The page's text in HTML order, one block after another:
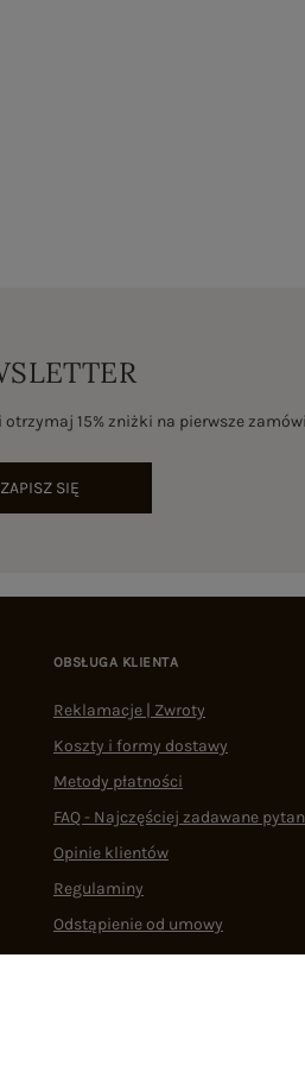
15% zniżki na pierwsze
ZAPISZ SIĘ
OBSŁUGA KLIENTA
Reklamacje | Zwroty
Koszty i formy dostawy
Metody płatności
FAQ - Najczęściej zadawane
Opinie klientów
Regulaminy
Odstąpienie od umowy